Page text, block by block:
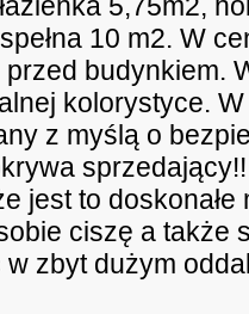
5,75m2,
10 m2. W
budynkiem.
kolorystyce.
z myślą o
jest to
ciszę a także
zbyt dużym